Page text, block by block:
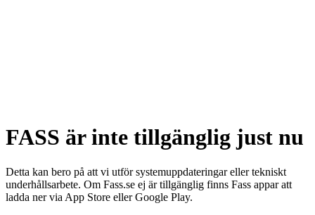
FASS är inte tillgänglig just nu
Detta kan bero på att vi utför systemuppdateringar eller tekniskt
underhållsarbete. Om Fass.se ej är tillgänglig finns Fass appar att
ladda ner via App Store eller Google Play.